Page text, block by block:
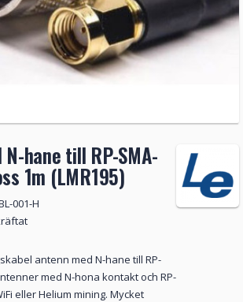
hane till RP-SMA-
1m (LMR195)
001-H
antenn med N-hane till RP-
med N-hona kontakt och RP-
eller Helium mining. Mycket